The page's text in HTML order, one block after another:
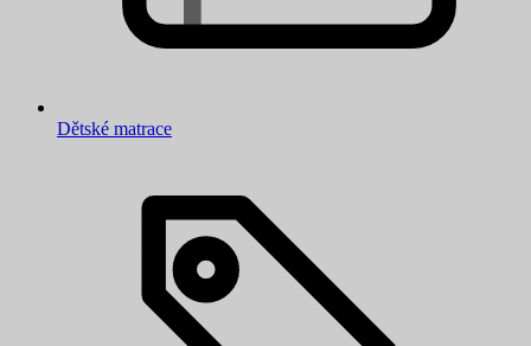
Dětské matrace